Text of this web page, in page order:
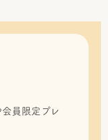
員限定プレ